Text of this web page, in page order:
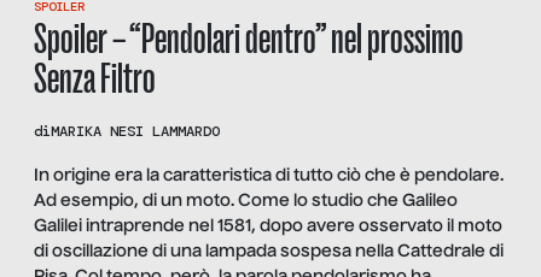
SPOILER
Spoiler – “Pendolari dentro” nel prossimo
Senza Filtro
diMARIKA NESI LAMMARDO
In origine era la caratteristica di tutto ciò che è pendolare.
Ad esempio, di un moto. Come lo studio che Galileo
Galilei intraprende nel 1581, dopo avere osservato il moto
di oscillazione di una lampada sospesa nella Cattedrale di